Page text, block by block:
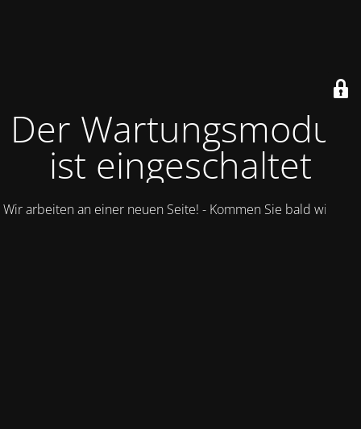
Der Wartungsmodus
ist eingeschaltet
Wir arbeiten an einer neuen Seite! - Kommen Sie bald wieder.